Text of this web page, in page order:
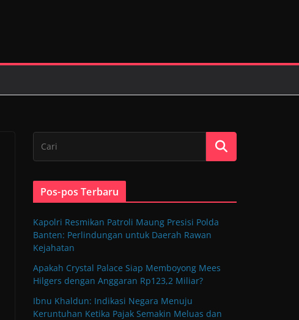
Pos-pos Terbaru
Kapolri Resmikan Patroli Maung Presisi Polda
Banten: Perlindungan untuk Daerah Rawan
Kejahatan
Apakah Crystal Palace Siap Memboyong Mees
Hilgers dengan Anggaran Rp123,2 Miliar?
Ibnu Khaldun: Indikasi Negara Menuju
Keruntuhan Ketika Pajak Semakin Meluas dan